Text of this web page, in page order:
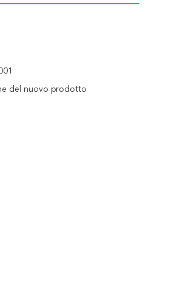
del nuovo prodotto